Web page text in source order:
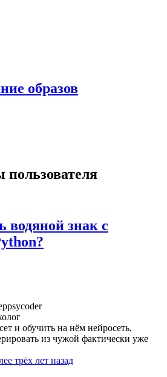
образов
пользователя
водяной знак с
и обучить на нём нейросеть,
из чужой фактически уже
трёх лет назад